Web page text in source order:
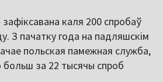
каля 200 спробаў
З пачатку года на падляшскім
польская памежная служба,
за 22 тысячы спроб